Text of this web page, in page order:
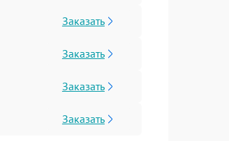
Заказать
Заказать
Заказать
Заказать